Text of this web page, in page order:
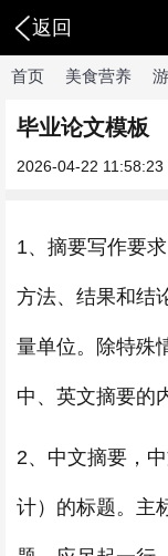
返回
首页 美食营养
毕业论文模板
2026-04-22 11:58:23
1、摘要写作要
方法、结果和结
量单位。除特殊
中、英文摘要的
2、中文摘要，
计）的标题。主